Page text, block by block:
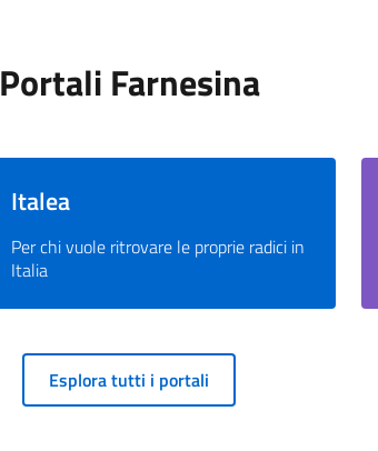
Portali Farnesina
Italea
Per chi vuole ritrovare le proprie radici in
Italia
Esplora tutti i portali